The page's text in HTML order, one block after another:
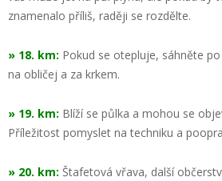
znamenalo příliš, raději se rozdělte.
» 18. km: Pokud se otepluje, sáhněte
na obličej a za krkem.
» 19. km: Blíží se půlka a mohou se
Příležitost pomyslet na techniku a
» 20. km: Štafetová vřava, další